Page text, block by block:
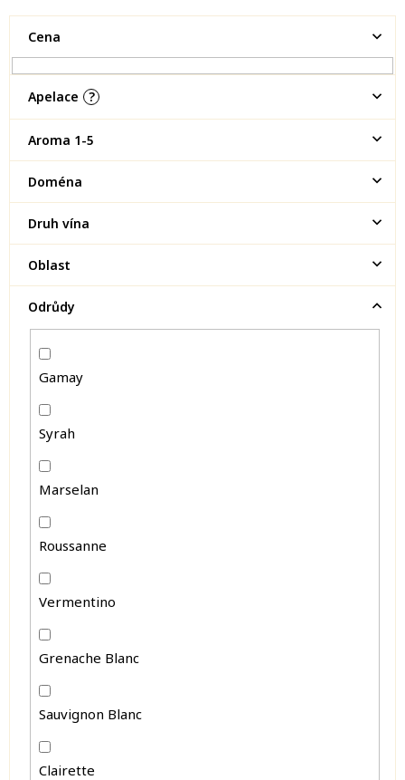
Cena
Apelace ?
Aroma 1-5
Doména
Druh vína
Oblast
Odrůdy
Gamay
Syrah
Marselan
Roussanne
Vermentino
Grenache Blanc
Sauvignon Blanc
Clairette